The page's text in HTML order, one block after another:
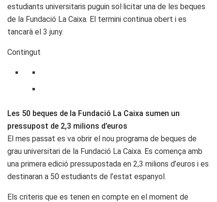
estudiants universitaris puguin sol·licitar una de les beques
de la Fundació La Caixa. El termini continua obert i es
tancarà el 3 juny.
Contingut
Les 50 beques de la Fundació La Caixa sumen un
pressupost de 2,3 milions d’euros
El mes passat es va obrir el nou programa de beques de
grau universitari de la Fundació La Caixa. Es comença amb
una primera edició pressupostada en 2,3 milions d’euros i es
destinaran a 50 estudiants de l’estat espanyol.
Els criteris que es tenen en compte en el moment de